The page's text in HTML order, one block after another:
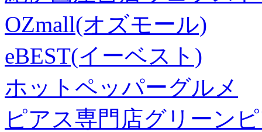
OZmall(オズモール)
eBEST(イーベスト)
ホットペッパーグルメ
ピアス専門店グリーン